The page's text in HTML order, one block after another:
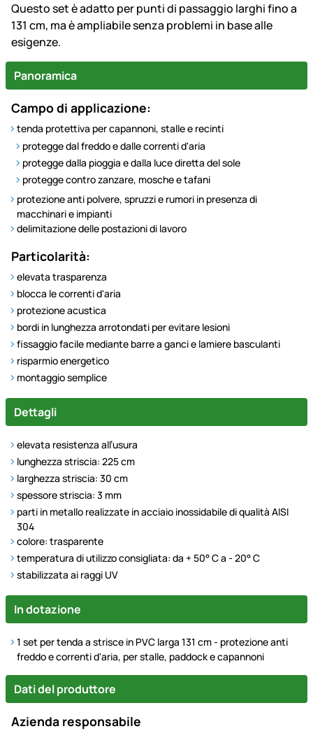
Questo set è adatto per punti di passaggio larghi fino a
131 cm, ma è ampliabile senza problemi in base alle
esigenze.
Panoramica
Campo di applicazione:
tenda protettiva per capannoni, stalle e recinti
protegge dal freddo e dalle correnti d'aria
protegge dalla pioggia e dalla luce diretta del sole
protegge contro zanzare, mosche e tafani
protezione anti polvere, spruzzi e rumori in presenza di
macchinari e impianti
delimitazione delle postazioni di lavoro
Particolarità:
elevata trasparenza
blocca le correnti d'aria
protezione acustica
bordi in lunghezza arrotondati per evitare lesioni
fissaggio facile mediante barre a ganci e lamiere basculanti
risparmio energetico
montaggio semplice
Dettagli
elevata resistenza all’usura
lunghezza striscia: 225 cm
larghezza striscia: 30 cm
spessore striscia: 3 mm
parti in metallo realizzate in acciaio inossidabile di qualità AISI
304
colore: trasparente
temperatura di utilizzo consigliata: da + 50° C a - 20° C
stabilizzata ai raggi UV
In dotazione
1 set per tenda a strisce in PVC larga 131 cm - protezione anti
freddo e correnti d'aria, per stalle, paddock e capannoni
Dati del produttore
Azienda responsabile